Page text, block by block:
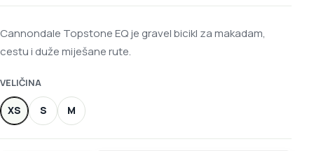
Cannondale Topstone EQ je gravel bicikl za makadam,
cestu i duže miješane rute.
VELIČINA
XS S M